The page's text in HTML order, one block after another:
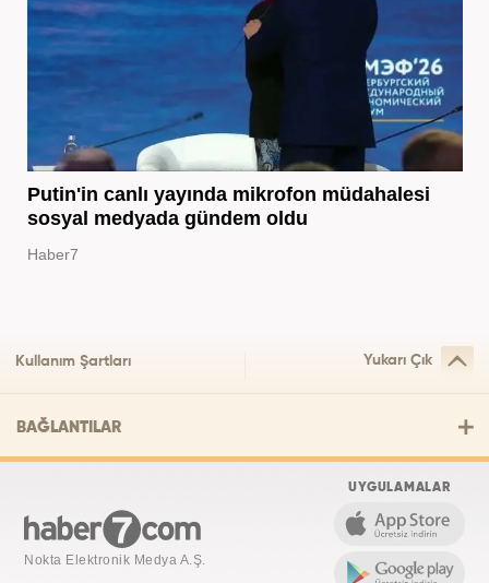
Putin'in canlı yayında mikrofon müdahalesi
sosyal medyada gündem oldu
Haber7
Kullanım Şartları Yukarı Çık
BAĞLANTILAR
Nokta Elektronik Medya A.Ş.
UYGULAMALAR